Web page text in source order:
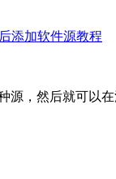
源，然后就可以